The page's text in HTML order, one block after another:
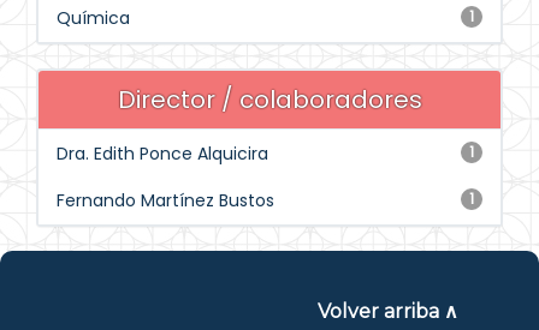
1
Química
Director / colaboradores
1
Dra. Edith Ponce Alquicira
1
Fernando Martínez Bustos
Volver arriba ∧